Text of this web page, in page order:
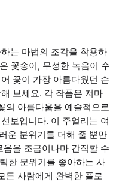
는 마법의 조각을 착용하
꽃송이, 무성한 녹음이 수
꽃이 가장 아름다웠던 순
보세요. 각 작품은 저마
의 아름다움을 예술적으로
보입니다. 이 주얼리는 여
운 분위기를 더해 줄 뿐만
을 조금이나마 간직할 수
한 분위기를 좋아하는 사
든 사람에게 완벽한 플로